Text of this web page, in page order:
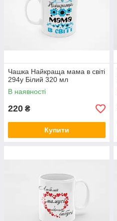
Чашка Найкраща мама в світі
294у Білий 320 мл
В наявності
220 ₴
Купити